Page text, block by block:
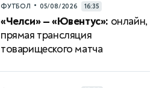
ФУТБОЛ • 05/08/2026 16:35
«Челси» — «Ювентус»: онлайн,
прямая трансляция
товарищеского матча